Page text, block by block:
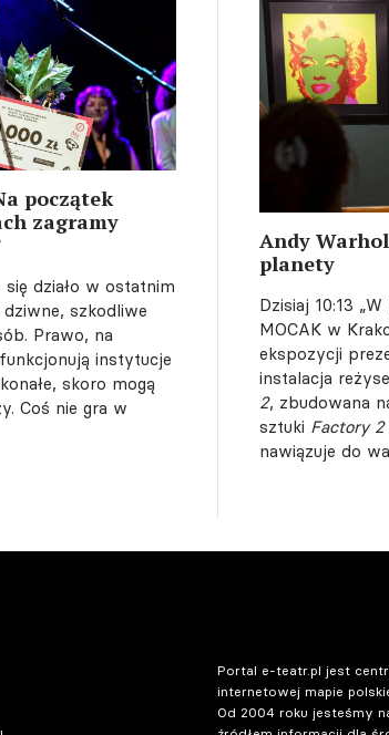
początek
zagramy
się działo w ostatnim
szkodliwe
Prawo, na
instytucje
skoro mogą
Coś nie gra w
Andy
planety
Dzisiaj 10:13
MOCAK w
ekspozycji
instalacja
2, zbudowana
sztuki Factory 2
nawiązuje do
Portal e-teatr.pl jest
internetowej mapie
Od 2004 roku jesteśmy